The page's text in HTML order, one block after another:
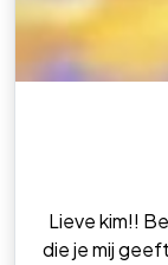
Lieve kim!!
die je mij